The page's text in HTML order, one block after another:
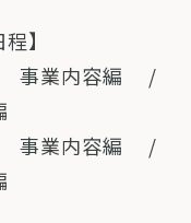
】
事業内容編 /
事業内容編 /